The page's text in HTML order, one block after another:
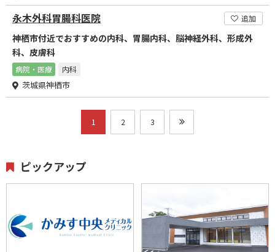
永木外科胃腸科医院 追加
神栖市付近でおすすめの内科、胃腸内科、脳神経外科、形成外
科、皮膚科
病院・医療 内科
茨城県神栖市
1 2 3
ピックアップ